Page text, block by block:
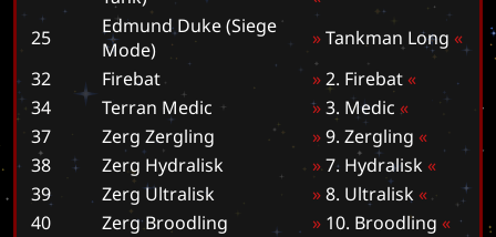
25
Edmund Duke (Siege
Mode)
»Tankman Long «
32
Firebat »2. Firebat«
34
Terran Medic »3. Medic «
37
Zerg Zergling »9. Zergling «
38
Zerg Hydralisk »7. Hydralisk«
39
Zerg Ultralisk »8. Ultralisk«
40
Zerg Broodling » 10. Broodling «